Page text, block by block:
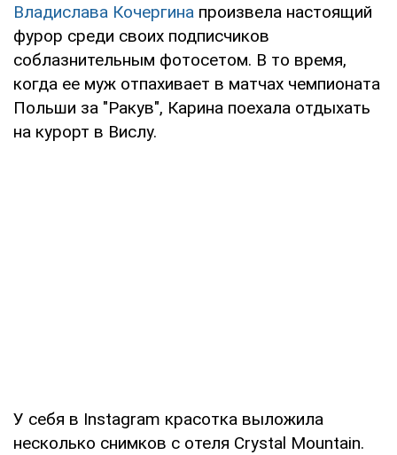
Владислава Кочергина произвела настоящий
фурор среди своих подписчиков
соблазнительным фотосетом. В то время,
когда ее муж отпахивает в матчах чемпионата
Польши за "Ракув", Карина поехала отдыхать
на курорт в Вислу.
У себя в Instagram красотка выложила
несколько снимков с отеля Crystal Mountain.